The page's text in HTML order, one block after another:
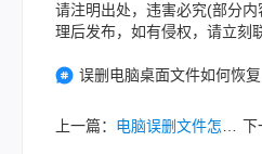
请注明出处，违害必究(部分
理后发布，如有侵权，请立刻
误删电脑桌面文件如何恢复
上一篇： 电脑误删文件怎么恢复？小编教大家几个找回方法！ 下